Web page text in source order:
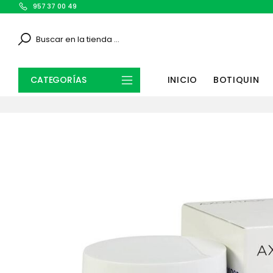
957 37 00 49
CATEGORÍAS INICIO BOTIQUIN